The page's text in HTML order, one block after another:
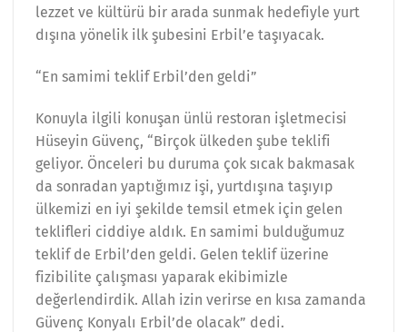
lezzet ve kültürü bir arada sunmak hedefiyle yurt
dışına yönelik ilk şubesini Erbil’e taşıyacak.
“En samimi teklif Erbil’den geldi”
Konuyla ilgili konuşan ünlü restoran işletmecisi
Hüseyin Güvenç, “Birçok ülkeden şube teklifi
geliyor. Önceleri bu duruma çok sıcak bakmasak
da sonradan yaptığımız işi, yurtdışına taşıyıp
ülkemizi en iyi şekilde temsil etmek için gelen
teklifleri ciddiye aldık. En samimi bulduğumuz
teklif de Erbil’den geldi. Gelen teklif üzerine
fizibilite çalışması yaparak ekibimizle
değerlendirdik. Allah izin verirse en kısa zamanda
Güvenç Konyalı Erbil’de olacak” dedi.